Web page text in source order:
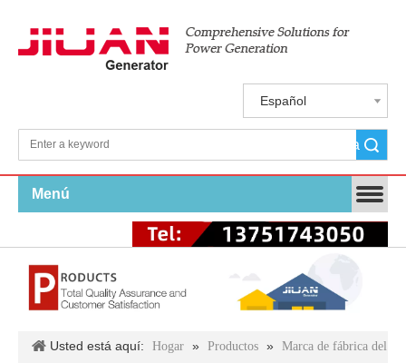
Español
Búsqueda
Menú
Usted está aquí: Hogar » Productos » Marca de fábrica del